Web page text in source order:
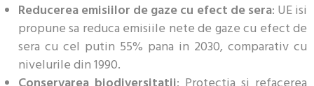
Reducerea emisiilor de gaze cu efect de sera: UE isi
propune sa reduca emisiile nete de gaze cu efect de
sera cu cel putin 55% pana in 2030, comparativ cu
nivelurile din 1990.